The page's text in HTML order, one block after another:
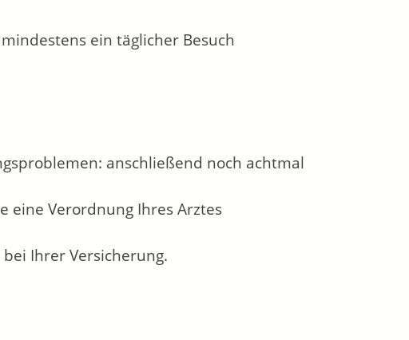
ein täglicher Besuch
anschließend noch achtmal
eine Verordnung Ihres Arztes
Ihrer Versicherung.